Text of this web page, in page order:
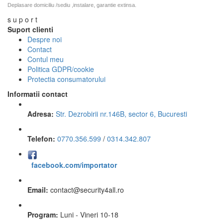
Deplasare domiciliu /sediu ,instalare, garantie extinsa.
s u p o r t
Suport clienti
Despre noi
Contact
Contul meu
Politica GDPR/cookie
Protectia consumatorului
Informatii contact
Adresa: Str. Dezrobirii nr.146B, sector 6, Bucuresti
Telefon: 0770.356.599 / 0314.342.807
facebook.com/importator
Email: contact@security4all.ro
Program: Luni - Vineri 10-18